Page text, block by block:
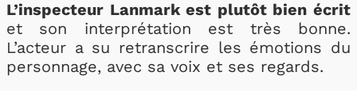
L’inspecteur Lanmark est plutôt bien écrit
et son interprétation est très bonne.
L’acteur a su retranscrire les émotions du
personnage, avec sa voix et ses regards.